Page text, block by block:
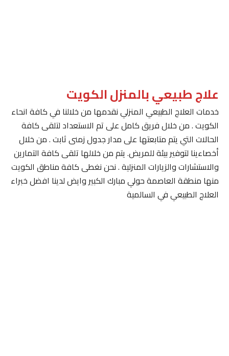
علاج طبيعي بالمنزل الكويت
خدمات العلاج الطبيعي المنزلي نقدمها من خلالنا في كافة انحاء
الكويت . من خلال فريق كامل على تم الاستعداد لتلقى كافة
الحالات التي يتم متابعتها على مدار جدول زمنى ثابت . من خلال
أخصاءينا لتوفير بيئة للمريض. يتم من خلالها تلقى كافة التمارين
والاستشارات والزيارات المنزلية . نحن نغطى كافة مناطق الكويت
منها منطقة العاصمة حولي مبارك الكبير وايض لدينا افضل خبراء
العلاج الطبيعي في السالمية